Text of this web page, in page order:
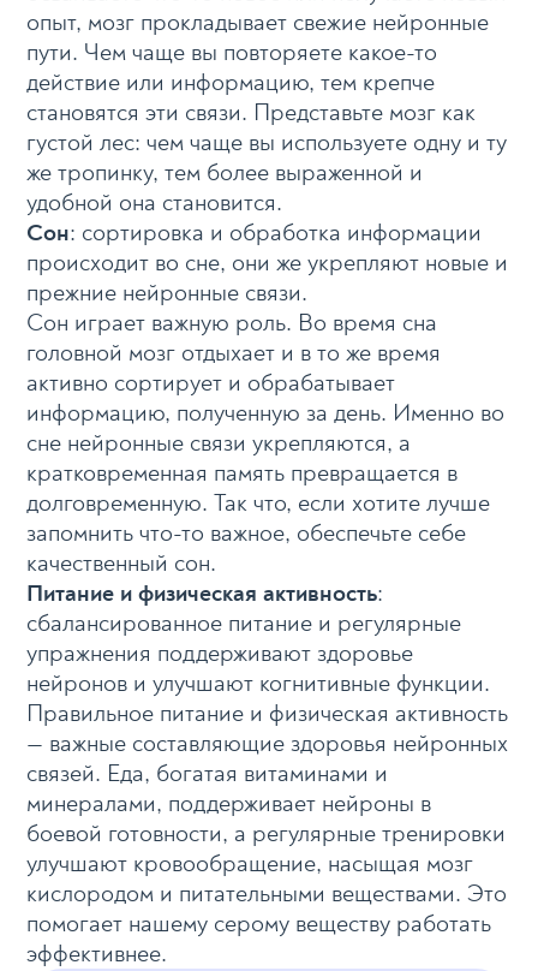
опыт, мозг прокладывает свежие нейронные
пути. Чем чаще вы повторяете какое-то
действие или информацию, тем крепче
становятся эти связи. Представьте мозг как
густой лес: чем чаще вы используете одну и ту
же тропинку, тем более выраженной и
удобной она становится.
Сон: сортировка и обработка информации
происходит во сне, они же укрепляют новые и
прежние нейронные связи.
Сон играет важную роль. Во время сна
головной мозг отдыхает и в то же время
активно сортирует и обрабатывает
информацию, полученную за день. Именно во
сне нейронные связи укрепляются, а
кратковременная память превращается в
долговременную. Так что, если хотите лучше
запомнить что-то важное, обеспечьте себе
качественный сон.
Питание и физическая активность:
сбалансированное питание и регулярные
упражнения поддерживают здоровье
нейронов и улучшают когнитивные функции.
Правильное питание и физическая активность
— важные составляющие здоровья нейронных
связей. Еда, богатая витаминами и
минералами, поддерживает нейроны в
боевой готовности, а регулярные тренировки
улучшают кровообращение, насыщая мозг
кислородом и питательными веществами. Это
помогает нашему серому веществу работать
эффективнее.